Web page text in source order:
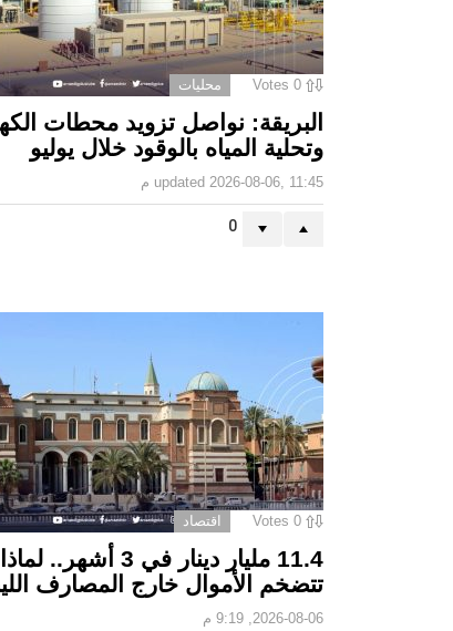
0
Votes محليات
البريقة: نواصل تزويد محطات
وتحلية المياه بالوقود خلال يوليو
updated 2026-08-06, 11:45 م
0
0
Votes اقتصاد
11.4 مليار دينار في 3 أشهر.. لماذا
تتضخم الأموال خارج المصارف
2026-08-06, 9:19 م